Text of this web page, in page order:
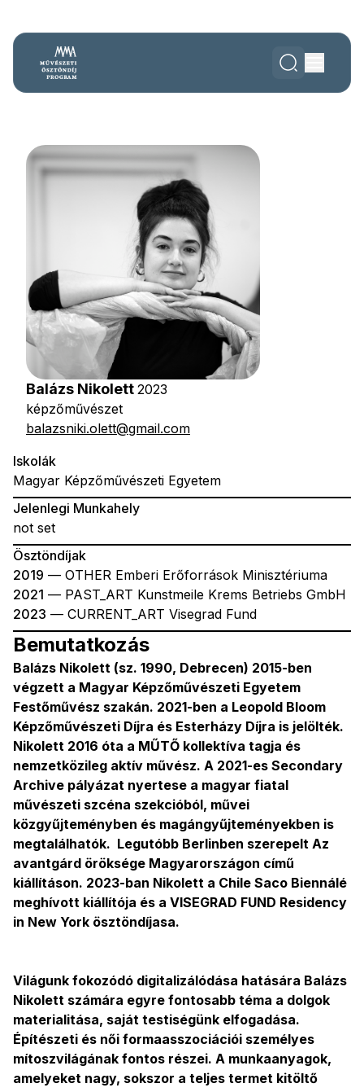
Balázs Nikolett 2023
képzőművészet
balazsniki.olett@gmail.com
Bemutatkozás
Balázs Nikolett (sz. 1990, Debrecen) 2015-ben
végzett a Magyar Képzőművészeti Egyetem
Festőművész szakán. 2021-ben a Leopold Bloom
Képzőművészeti Díjra és Esterházy Díjra is jelölték.
Nikolett 2016 óta a MŰTŐ kollektíva tagja és
nemzetközileg aktív művész. A 2021-es Secondary
Archive pályázat nyertese a magyar fiatal
művészeti szcéna szekcióból, művei
közgyűjteményben és magángyűjteményekben is
megtalálhatók. Legutóbb Berlinben szerepelt Az
avantgárd öröksége Magyarországon című
kiállításon. 2023-ban Nikolett a Chile Saco Biennálé
meghívott kiállítója és a VISEGRAD FUND Residency
in New York ösztöndíjasa.
Világunk fokozódó digitalizálódása hatására Balázs
Nikolett számára egyre fontosabb téma a dolgok
materialitása, saját testiségünk elfogadása.
Építészeti és női formaasszociációi személyes
mítoszvilágának fontos részei. A munkaanyagok,
amelyeket nagy, sokszor a teljes termet kitöltő
Iskolák
Magyar Képzőművészeti Egyetem
Jelenlegi Munkahely
not set
Ösztöndíjak
2019 — OTHER Emberi Erőforrások Minisztériuma
2021 — PAST_ART Kunstmeile Krems Betriebs GmbH
2023 — CURRENT_ART Visegrad Fund